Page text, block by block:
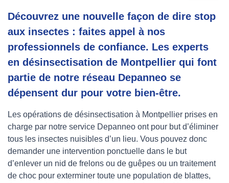
Découvrez une nouvelle façon de dire stop
aux insectes : faites appel à nos
professionnels de confiance. Les experts
en désinsectisation de Montpellier qui font
partie de notre réseau Depanneo se
dépensent dur pour votre bien-être.
Les opérations de désinsectisation à Montpellier prises en
charge par notre service Depanneo ont pour but d’éliminer
tous les insectes nuisibles d’un lieu. Vous pouvez donc
demander une intervention ponctuelle dans le but
d’enlever un nid de frelons ou de guêpes ou un traitement
de choc pour exterminer toute une population de blattes,